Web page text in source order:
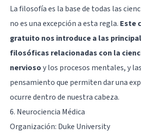
La filosofía es la base de todas las
no es una excepción a esta regla. Este
gratuito nos introduce a las
filosóficas relacionadas con la
nerviosoy los procesos mentales, y
pensamiento que permiten dar una
ocurre dentro de nuestra cabeza.
6. Neurociencia Médica
Organización: Duke University